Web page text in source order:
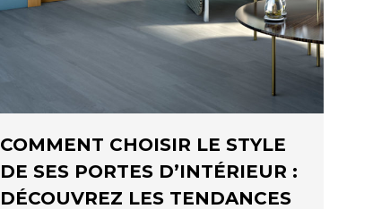
COMMENT CHOISIR LE STYLE
DE SES PORTES D’INTÉRIEUR :
DÉCOUVREZ LES TENDANCES